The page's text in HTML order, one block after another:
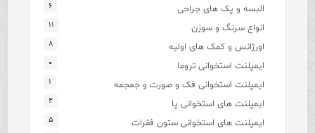
البسه و پک های جراحی ۶
انواع سرنگ و سوزن ۱۱
اورژانس و کمک های اولیه ۸
ایمپلنت استخوانی تروما ۰
ایمپلنت استخوانی فک و صورت و جمجمه ۱
ایمپلنت های استخوانی پا ۲
ایمپلنت های استخوانی ستون فقرات ۵